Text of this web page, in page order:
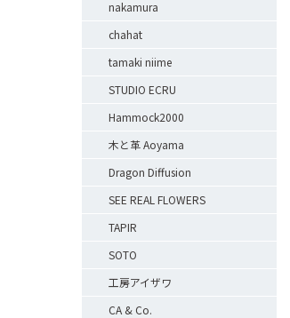
nakamura
chahat
tamaki niime
STUDIO ECRU
Hammock2000
木と革 Aoyama
Dragon Diffusion
SEE REAL FLOWERS
TAPIR
SOTO
工房アイザワ
CA & Co.